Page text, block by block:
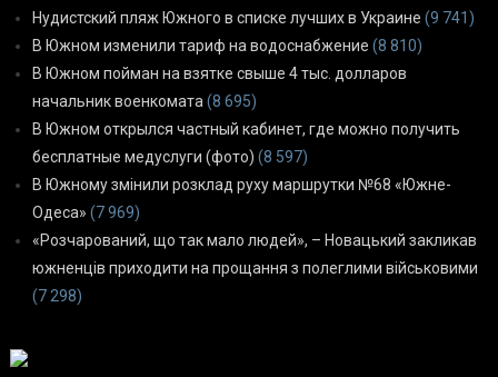
Нудистский пляж Южного в списке лучших в Украине (9 741)
В Южном изменили тариф на водоснабжение (8 810)
В Южном пойман на взятке свыше 4 тыс. долларов
начальник военкомата (8 695)
В Южном открылся частный кабинет, где можно получить
бесплатные медуслуги (фото) (8 597)
В Южному змінили розклад руху маршрутки №68 «Южне-
Одеса» (7 969)
«Розчарований, що так мало людей», – Новацький закликав
южненців приходити на прощання з полеглими військовими
(7 298)